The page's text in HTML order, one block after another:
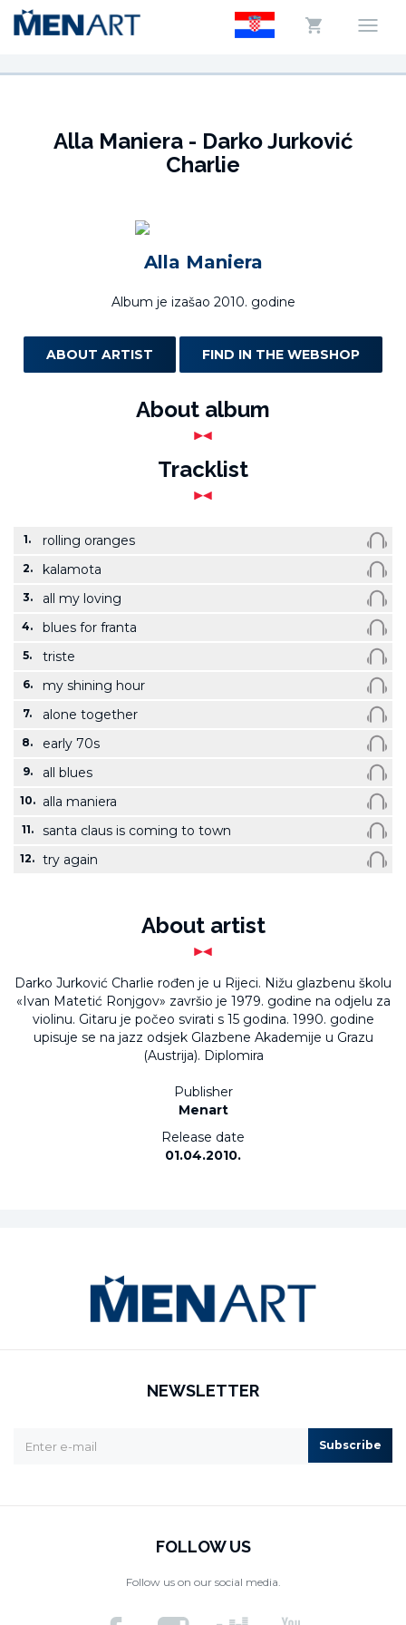
Alla Maniera - Darko Jurković
Charlie
Alla Maniera
Album je izašao 2010. godine
ABOUT ARTIST FIND IN THE WEBSHOP
About album
Tracklist
1. rolling oranges
2. kalamota
3. all my loving
4. blues for franta
5. triste
6. my shining hour
7. alone together
8. early 70s
9. all blues
10. alla maniera
11. santa claus is coming to town
12. try again
About artist
Darko Jurković Charlie rođen je u Rijeci. Nižu glazbenu školu
«Ivan Matetić Ronjgov» završio je 1979. godine na odjelu za
violinu. Gitaru je počeo svirati s 15 godina. 1990. godine
upisuje se na jazz odsjek Glazbene Akademije u Grazu
(Austrija). Diplomira
Publisher
Menart
Release date
01.04.2010.
NEWSLETTER
Subscribe
FOLLOW US
Follow us on our social media.